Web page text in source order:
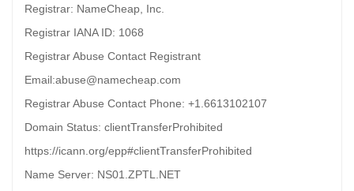
Registrar: NameCheap, Inc.
Registrar IANA ID: 1068
Registrar Abuse Contact Registrant
Email:abuse@namecheap.com
Registrar Abuse Contact Phone: +1.6613102107
Domain Status: clientTransferProhibited
https://icann.org/epp#clientTransferProhibited
Name Server: NS01.ZPTL.NET